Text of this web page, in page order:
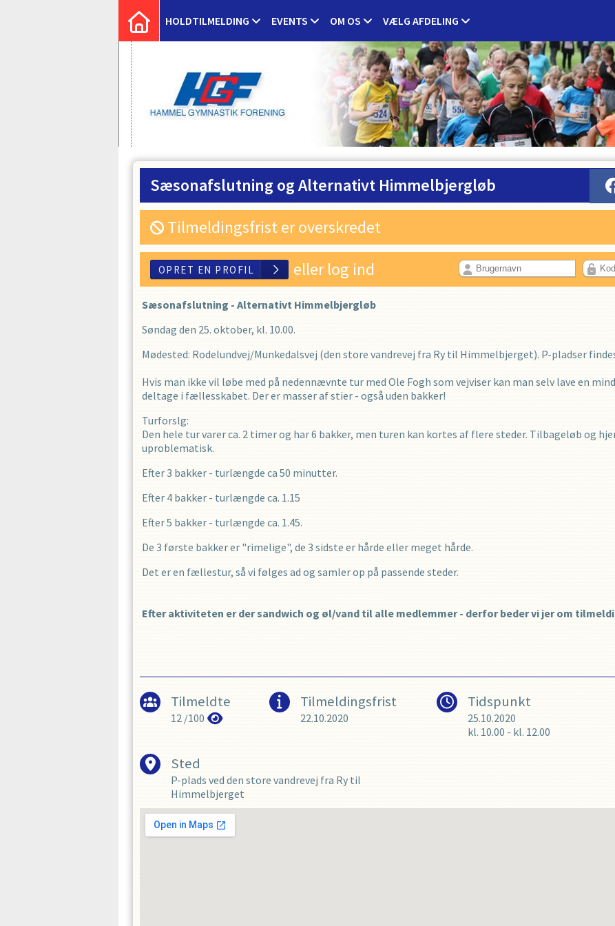
HOLDTILMELDING EVENTS OM OS VÆLG AFDELING
Sæsonafslutning og Alternativt Himmelbjergløb
Tilmeldingsfrist er overskredet
OPRET EN PROFIL
eller log ind
Sæsonafslutning - Alternativt Himmelbjergløb
Søndag den 25. oktober, kl. 10.00.
Mødested: Rodelundvej/Munkedalsvej (den store vandrevej fra Ry til Himmelbjerget). P-pladser
Hvis man ikke vil løbe med på nedennævnte tur med Ole Fogh som vejviser kan man selv lave en
deltage i fællesskabet. Der er masser af stier - også uden bakker!
Turforslg:
Den hele tur varer ca. 2 timer og har 6 bakker, men turen kan kortes af flere steder. Tilbageløb og
uproblematisk.
Efter 3 bakker - turlængde ca 50 minutter.
Efter 4 bakker - turlængde ca. 1.15
Efter 5 bakker - turlængde ca. 1.45.
De 3 første bakker er "rimelige", de 3 sidste er hårde eller meget hårde.
Det er en fællestur, så vi følges ad og samler op på passende steder.
Efter aktiviteten er der sandwich og øl/vand til alle medlemmer - derfor beder vi jer om
Tilmeldte
12 /100
Tilmeldingsfrist
22.10.2020
Tidspunkt
25.10.2020
kl. 10.00 - kl. 12.00
Sted
P-plads ved den store vandrevej fra Ry til
Himmelbjerget